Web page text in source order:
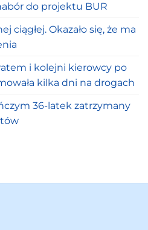
do projektu BUR
ciągłej. Okazało się, że ma
i kolejni kierowcy po
kilka dni na drogach
36-latek zatrzymany